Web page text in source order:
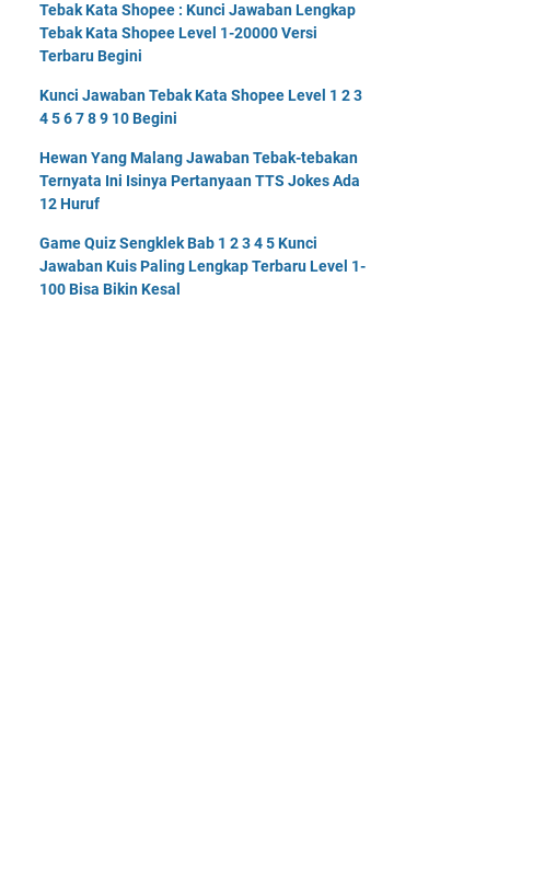
Tebak Kata Shopee : Kunci Jawaban Lengkap
Tebak Kata Shopee Level 1-20000 Versi
Terbaru Begini
Kunci Jawaban Tebak Kata Shopee Level 1 2 3
4 5 6 7 8 9 10 Begini
Hewan Yang Malang Jawaban Tebak-tebakan
Ternyata Ini Isinya Pertanyaan TTS Jokes Ada
12 Huruf
Game Quiz Sengklek Bab 1 2 3 4 5 Kunci
Jawaban Kuis Paling Lengkap Terbaru Level 1-
100 Bisa Bikin Kesal